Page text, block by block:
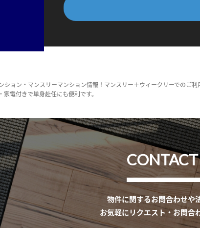
ョン・マンスリーマンション情報！マンスリー＋ウィークリーでのご
電付きで単身赴任にも便利です。
CONTACT
物件に関するお問合わせや
お気軽にリクエスト・お問合